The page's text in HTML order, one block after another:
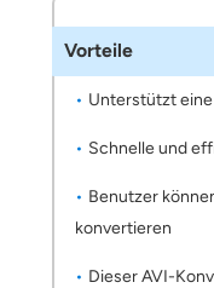
Vorteile
Unterstützt
Schnelle und
Benutzer
konvertieren
Dieser AVI-